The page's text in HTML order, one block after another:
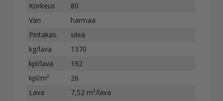
Korkeus
80
Väri
harmaa
Pintakäs.
sileä
kg/lava
1370
kpl/lava
192
kpl/m²
26
Lava
7,52 m²/lava